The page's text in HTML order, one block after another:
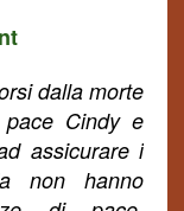
dalla morte
Cindy e
assicurare i
non hanno